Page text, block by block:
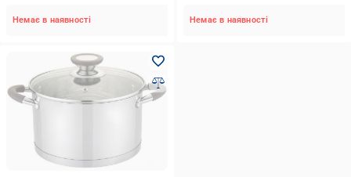
Немає в наявності Немає в наявності